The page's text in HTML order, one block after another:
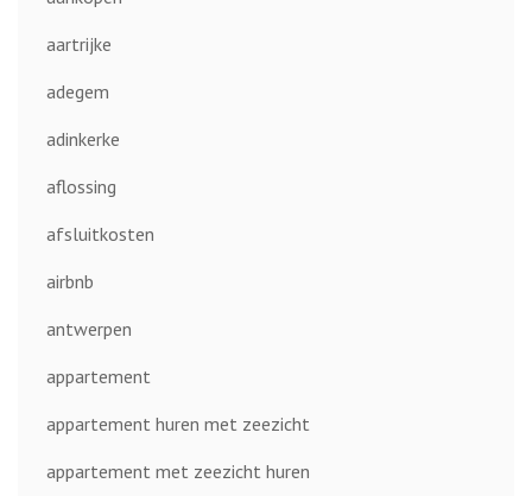
aartrijke
adegem
adinkerke
aflossing
afsluitkosten
airbnb
antwerpen
appartement
appartement huren met zeezicht
appartement met zeezicht huren